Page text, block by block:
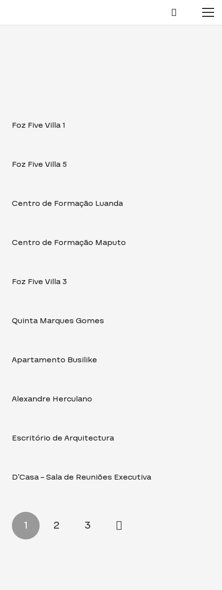
Foz Five Villa 1
Foz Five Villa 5
Centro de Formação Luanda
Centro de Formação Maputo
Foz Five Villa 3
Quinta Marques Gomes
Apartamento Busilike
Alexandre Herculano
Escritório de Arquitectura
D’Casa – Sala de Reuniões Executiva
1 2 3